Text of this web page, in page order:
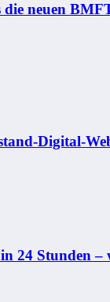
neuen
Digital-
24 Stunden –